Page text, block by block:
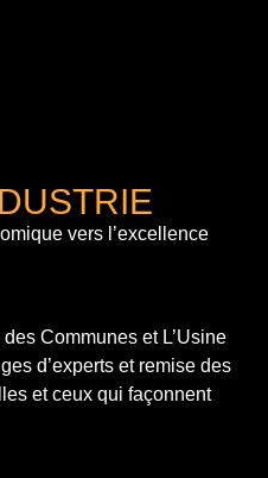
vers l’excellence
Communes et L’Usine
d’experts et remise des
et ceux qui façonnent